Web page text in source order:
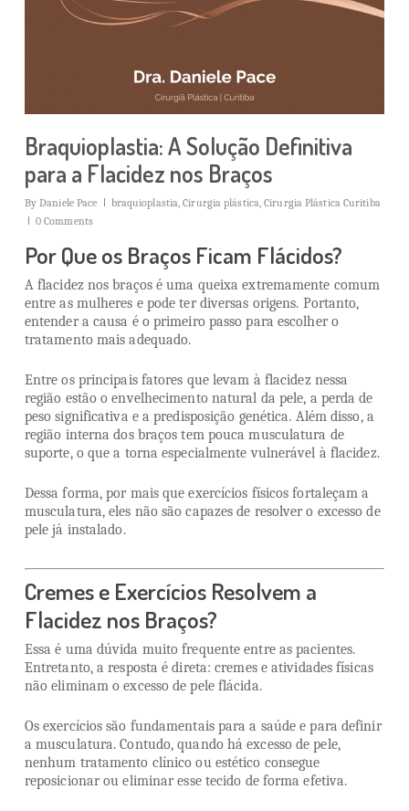
Braquioplastia: A Solução Definitiva
para a Flacidez nos Braços
By Daniele Pace braquioplastia ,Cirurgia plástica ,Cirurgia Plástica Curitiba
0 Comments
Por Que os Braços Ficam Flácidos?
A flacidez nos braços é uma queixa extremamente comum
entre as mulheres e pode ter diversas origens. Portanto,
entender a causa é o primeiro passo para escolher o
tratamento mais adequado.
Entre os principais fatores que levam à flacidez nessa
região estão o envelhecimento natural da pele, a perda de
peso significativa e a predisposição genética. Além disso, a
região interna dos braços tem pouca musculatura de
suporte, o que a torna especialmente vulnerável à flacidez.
Dessa forma, por mais que exercícios físicos fortaleçam a
musculatura, eles não são capazes de resolver o excesso de
pele já instalado.
Cremes e Exercícios Resolvem a
Flacidez nos Braços?
Essa é uma dúvida muito frequente entre as pacientes.
Entretanto, a resposta é direta: cremes e atividades físicas
não eliminam o excesso de pele flácida.
Os exercícios são fundamentais para a saúde e para definir
a musculatura. Contudo, quando há excesso de pele,
nenhum tratamento clínico ou estético consegue
reposicionar ou eliminar esse tecido de forma efetiva.